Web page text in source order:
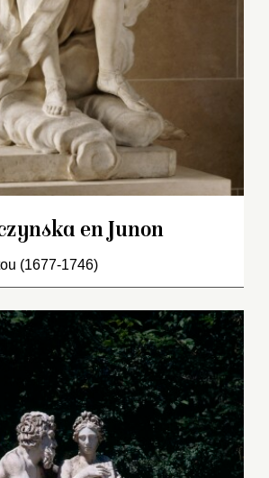
en Junon
(1677-1746)